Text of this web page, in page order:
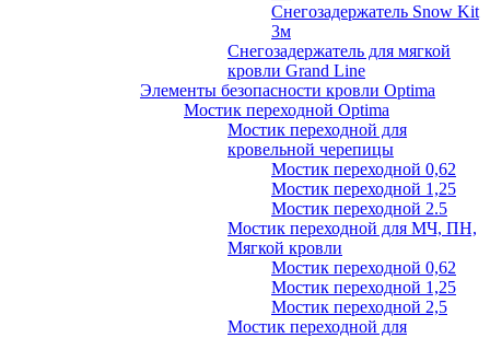
Снегозадержатель Snow Kit
3м
Снегозадержатель для мягкой
кровли Grand Line
Элементы безопасности кровли Optima
Мостик переходной Optima
Мостик переходной для
кровельной черепицы
Мостик переходной 0,62
Мостик переходной 1,25
Мостик переходной 2.5
Мостик переходной для МЧ, ПН,
Мягкой кровли
Мостик переходной 0,62
Мостик переходной 1,25
Мостик переходной 2,5
Мостик переходной для